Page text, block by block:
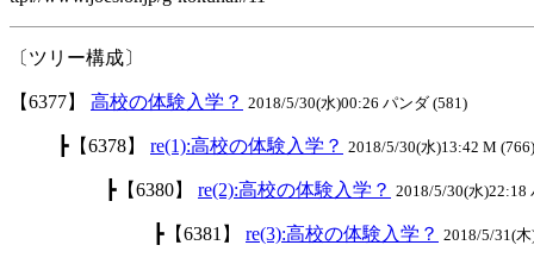
〔ツリー構成〕
【6377】 高校の体験入学？ 2018/5/30(水)00:26 パンダ (581)
┣【6378】 re(1):高校の体験入学？ 2018/5/30(水)13:42 M (766)
┣【6380】 re(2):高校の体験入学？ 2018/5/30(水)22:18
┣【6381】 re(3):高校の体験入学？ 2018/5/31(